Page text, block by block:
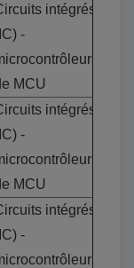
intégrés
-
MCU
intégrés
-
MCU
intégrés
-